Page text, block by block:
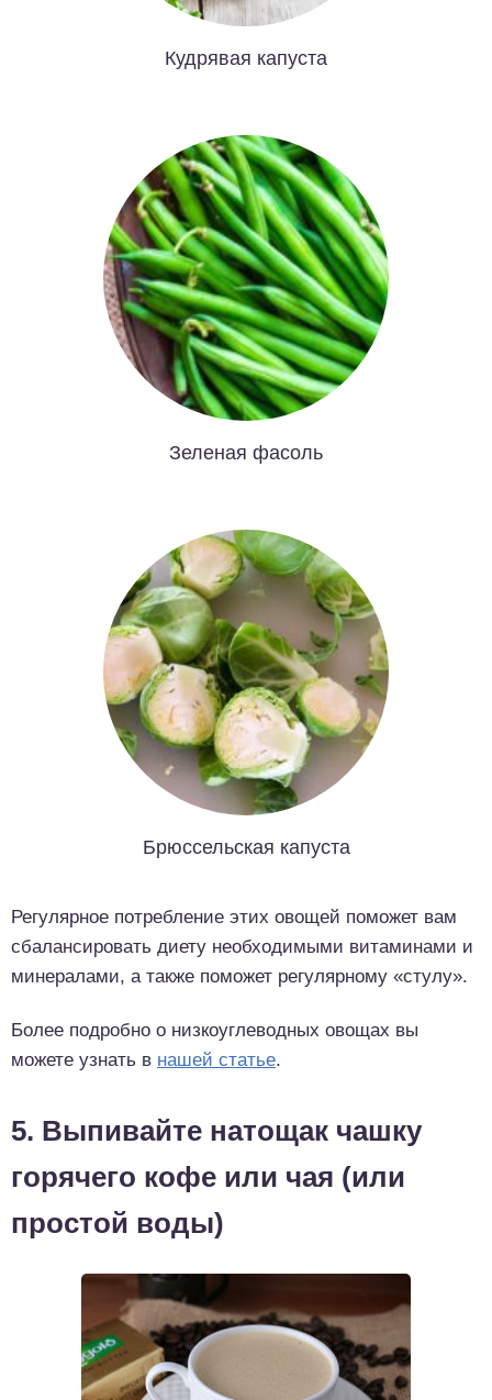
Кудрявая капуста
Зеленая фасоль
Брюссельская капуста
Регулярное потребление этих овощей поможет вам
сбалансировать диету необходимыми витаминами и
минералами, а также поможет регулярному «стулу».
Более подробно о низкоуглеводных овощах вы
можете узнать в нашей статье.
5. Выпивайте натощак чашку
горячего кофе или чая (или
простой воды)